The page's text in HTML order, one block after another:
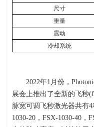
尺寸
重量
震动
冷却系统
2022年1月份，
展会上推出了全新的飞秒
脉宽可调飞秒激光器共有
1030-20，FSX-1030-40，